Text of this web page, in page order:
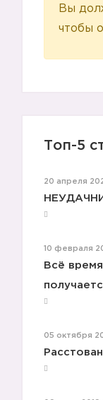
Вы
чтобы
Топ-5
20 апреля
10 февраля
Всё
05 октября